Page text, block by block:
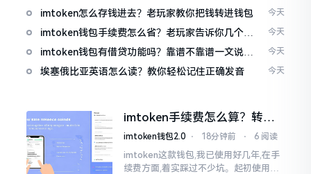
imtoken怎么存钱进去？老玩家教你把钱转进钱包 今天
imtoken钱包手续费怎么省？老玩家告诉你几个实
在招
今天
imtoken钱包有借贷功能吗？靠谱不靠谱一文说清
楚
今天
埃塞俄比亚英语怎么读？教你轻松记住正确发音 今天
imtoken手续费怎么算？转账
和交易所差别大了
imtoken钱包2.0 ⋅ 18分钟前 ⋅ 6 阅读
imtoken这款钱包,我已使用好几年,在手
续费方面,着实踩过不少坑。起初使用时,